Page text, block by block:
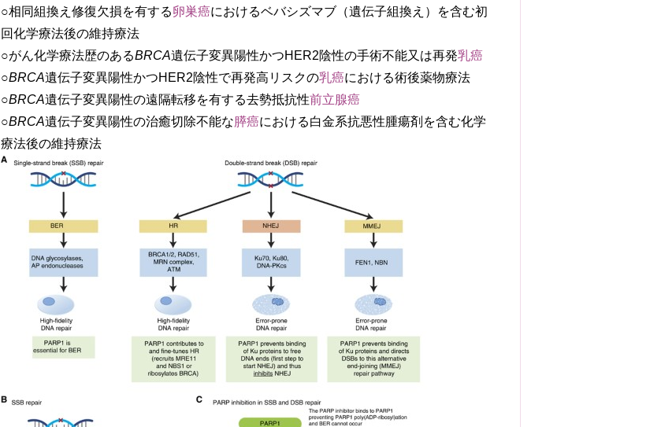
○相同組換え修復欠損を有する卵巣癌におけるベバシズマブ（遺伝子組換え）を含む初
回化学療法後の維持療法
○がん化学療法歴のあるBRCA遺伝子変異陽性かつHER2陰性の手術不能又は再発乳癌
○BRCA遺伝子変異陽性かつHER2陰性で再発高リスクの乳癌における術後薬物療法
○BRCA遺伝子変異陽性の遠隔転移を有する去勢抵抗性前立腺癌
○BRCA遺伝子変異陽性の治癒切除不能な膵癌における白金系抗悪性腫瘍剤を含む化学
療法後の維持療法